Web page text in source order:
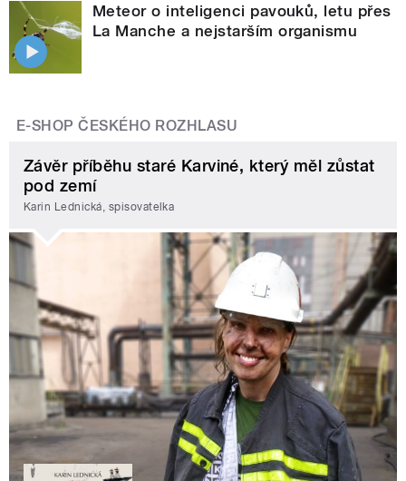
Meteor o inteligenci pavouků, letu přes
La Manche a nejstarším organismu
E-SHOP ČESKÉHO ROZHLASU
Závěr příběhu staré Karviné, který měl zůstat
pod zemí
Karin Lednická, spisovatelka